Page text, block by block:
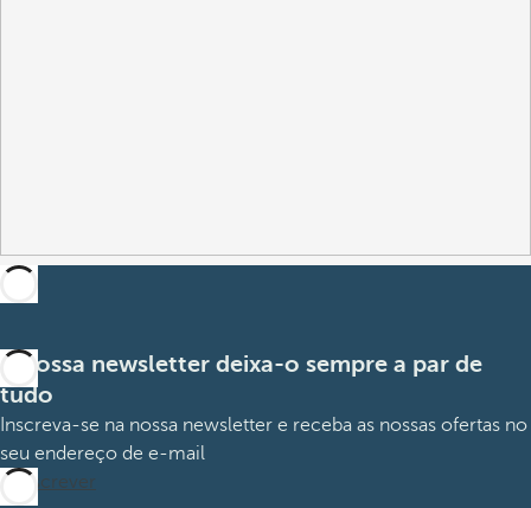
A nossa newsletter deixa-o sempre a par de
tudo
Inscreva-se na nossa newsletter e receba as nossas ofertas no
seu endereço de e-mail
Subscrever